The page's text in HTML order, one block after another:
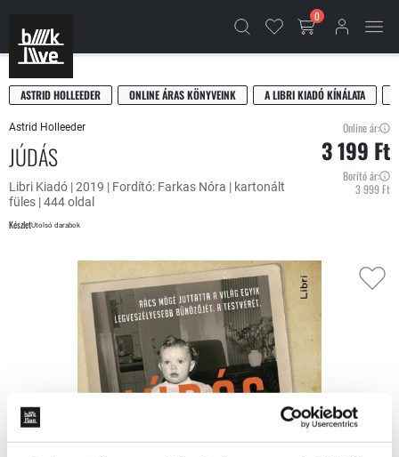
0
ASTRID HOLLEEDER ONLINE ÁRAS KÖNYVEINK A LIBRI KIADÓ KÍNÁLATA
Astrid Holleeder
JÚDÁS
Libri Kiadó | 2019 | Fordító: Farkas Nóra | kartonált
füles | 444 oldal
KészletUtolsó darabok
Online ár:
3 199 Ft
Borító ár:
3 999 Ft